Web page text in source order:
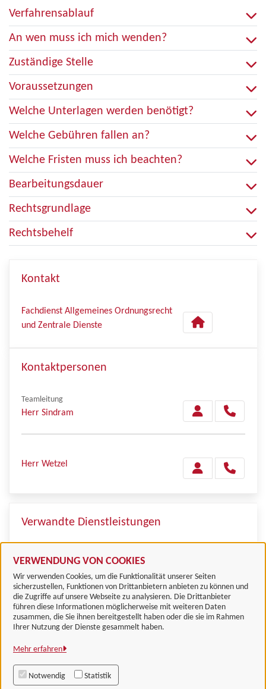
VERWENDUNG VON COOKIES
Wir verwenden Cookies, um die Funktionalität unserer Seiten
sicherzustellen, Funktionen von Drittanbietern anbieten zu können und
die Zugriffe auf unsere Webseite zu analysieren. Die Drittanbieter
führen diese Informationen möglicherweise mit weiteren Daten
zusammen, die Sie ihnen bereitgestellt haben oder die sie im Rahmen
Ihrer Nutzung der Dienste gesammelt haben.
Mehr erfahren
Notwendig Statistik
Verfahrensablauf
An wen muss ich mich wenden?
Zuständige Stelle
Voraussetzungen
Welche Unterlagen werden benötigt?
Welche Gebühren fallen an?
Welche Fristen muss ich beachten?
Bearbeitungsdauer
Rechtsgrundlage
Rechtsbehelf
Kontakt
Fachdienst Allgemeines Ordnungsrecht
und Zentrale Dienste
Kontaktpersonen
Teamleitung
Herr Sindram
Herr Wetzel
Verwandte Dienstleistungen
Reisegewerbekarte: Ausstellung
Landkreis Göttingen
Alle Rechte vorbehalten